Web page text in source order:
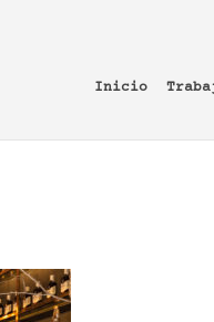
Inicio